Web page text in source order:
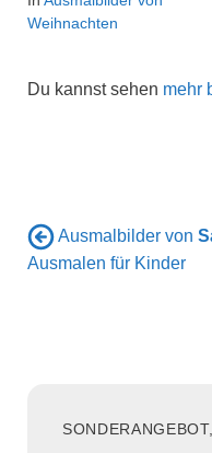
Weihnachten
Du kannst sehen mehr
Ausmalbilder von
Ausmalen für Kinder